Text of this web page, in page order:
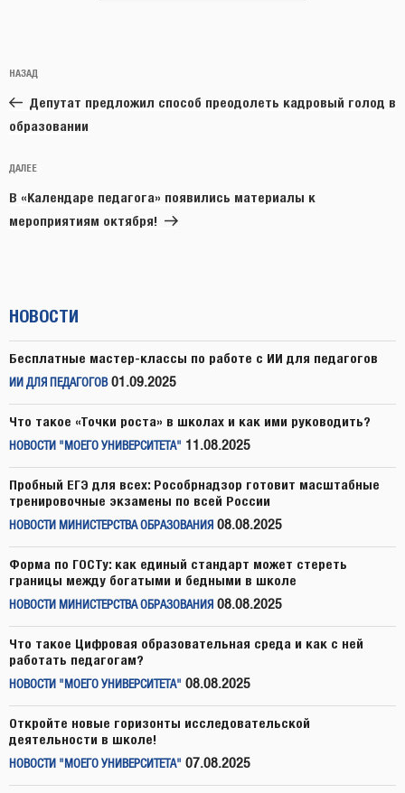
по
записям
Предыдущая
запись:
НАЗАД
Депутат предложил способ преодолеть кадровый голод в
образовании
Следующая
запись
ДАЛЕЕ
В «Календаре педагога» появились материалы к
мероприятиям октября!
НОВОСТИ
Бесплатные мастер-классы по работе с ИИ для педагогов
ИИ ДЛЯ ПЕДАГОГОВ 01.09.2025
Что такое «Точки роста» в школах и как ими руководить?
НОВОСТИ "МОЕГО УНИВЕРСИТЕТА" 11.08.2025
Пробный ЕГЭ для всех: Рособрнадзор готовит масштабные
тренировочные экзамены по всей России
НОВОСТИ МИНИСТЕРСТВА ОБРАЗОВАНИЯ 08.08.2025
Форма по ГОСТу: как единый стандарт может стереть
границы между богатыми и бедными в школе
НОВОСТИ МИНИСТЕРСТВА ОБРАЗОВАНИЯ 08.08.2025
Что такое Цифровая образовательная среда и как с ней
работать педагогам?
НОВОСТИ "МОЕГО УНИВЕРСИТЕТА" 08.08.2025
Откройте новые горизонты исследовательской
деятельности в школе!
НОВОСТИ "МОЕГО УНИВЕРСИТЕТА" 07.08.2025